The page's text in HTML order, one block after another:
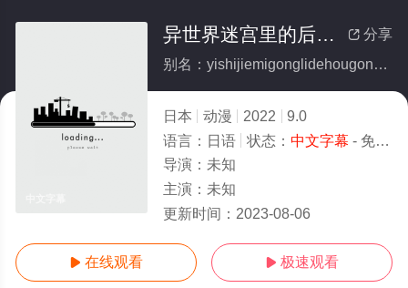
 分享
异世界迷宫里的后宫生活
别名：yishijiemigonglidehougongshenghuo
日本 动漫 2022
9.0
语言： 日语 状态： 中文字幕 - 免费在线观看
导演： 未知
主演： 未知
更新时间： 2023-08-06
 在线观看  极速观看